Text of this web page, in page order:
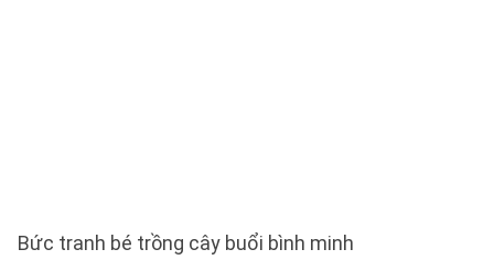
Bức tranh bé trồng cây buổi bình minh